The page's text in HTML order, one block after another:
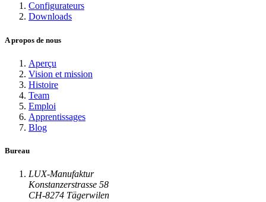
Configurateurs
Downloads
A propos de nous
Aperçu
Vision et mission
Histoire
Team
Emploi
Apprentissages
Blog
Bureau
LUX-Manufaktur
Konstanzerstrasse 58
CH-8274 Tägerwilen